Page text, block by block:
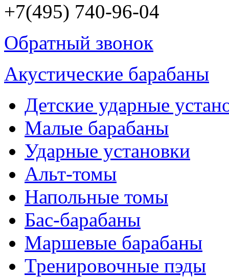
+7(495) 740-96-04
Обратный звонок
Акустические барабаны
Детские ударные
Малые барабаны
Ударные установки
Альт-томы
Напольные томы
Бас-барабаны
Маршевые барабаны
Тренировочные пэды